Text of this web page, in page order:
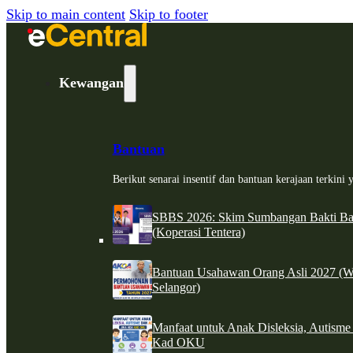
Skip to main content Skip to footer
Kewangan
Bantuan
Berikut senarai insentif dan bantuan kerajaan terkini
SBBS 2026: Skim Sumbangan Bakti
(Koperasi Tentera)
Bantuan Usahawan Orang Asli 2027
Selangor)
Manfaat untuk Anak Disleksia,
Kad OKU